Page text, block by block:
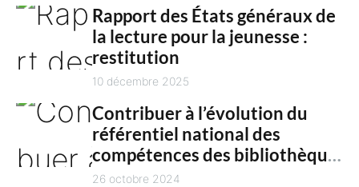
Rapport des États généraux de
la lecture pour la jeunesse :
restitution
10 décembre 2025
Contribuer à l’évolution du
référentiel national des
compétences des bibliothèques
territoriales
26 octobre 2024